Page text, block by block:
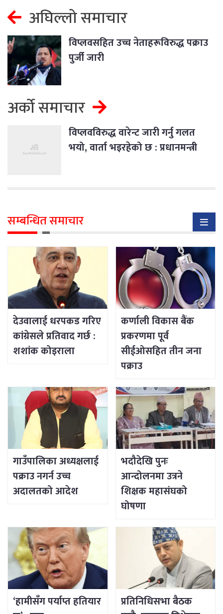
अघिल्लो समाचार
विप्लवसहित उच्च नेताहरूविरुद्ध पक्राउ
पुर्जी जारी
अर्को समाचार
विप्लवविरुद्ध वारेन्ट जारी गर्नु गलत
भयो, वार्ता भइरहेको छ : प्रधानमन्त्री
सम्बन्धित समाचार
देउवालाई धरपकड गरिए
कांग्रेसले प्रतिवाद गर्छ :
शशांक कोइराला
कर्णाली विकास बैंक
प्रकरणमा पूर्व
सीईओसहित तीन जना
पक्राउ
गाउँपालिका अध्यक्षलाई
पक्राउ नगर्न उच्च
अदालतको आदेश
भदौदेखि पुनः
आन्दोलनमा उत्रने
शिक्षक महासंघको
घोषणा
‘हामीसँग पर्याप्त हतियार
प्रतिनिधिसभा बैठक